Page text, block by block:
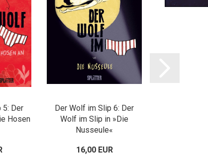
5: Der
Hosen
Der Wolf im Slip 6: Der
Wolf im Slip in »Die
Nusseule«
16,00 EUR